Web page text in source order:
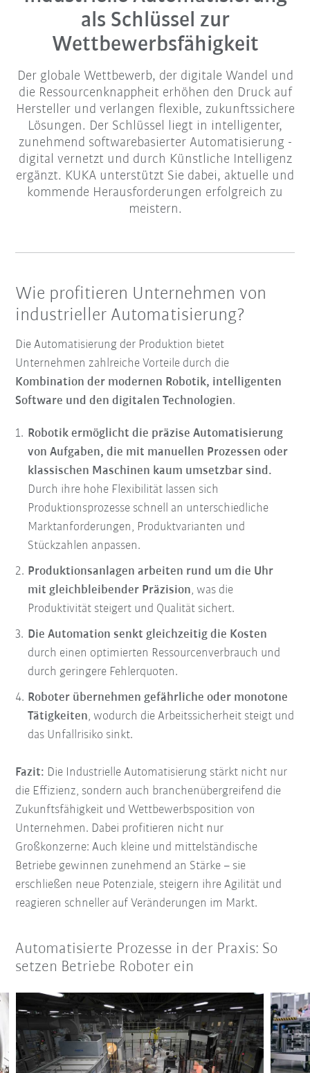
als Schlüssel zur
Wettbewerbsfähigkeit
Der globale Wettbewerb, der digitale Wandel und
die Ressourcenknappheit erhöhen den Druck auf
Hersteller und verlangen flexible, zukunftssichere
Lösungen. Der Schlüssel liegt in intelligenter,
zunehmend softwarebasierter Automatisierung -
digital vernetzt und durch Künstliche Intelligenz
ergänzt. KUKA unterstützt Sie dabei, aktuelle und
kommende Herausforderungen erfolgreich zu
meistern.
Wie profitieren Unternehmen von
industrieller Automatisierung?
Die Automatisierung der Produktion bietet
Unternehmen zahlreiche Vorteile durch die
Kombination der modernen Robotik, intelligenten
Software und den digitalen Technologien.
Robotik ermöglicht die präzise Automatisierung
von Aufgaben, die mit manuellen Prozessen oder
klassischen Maschinen kaum umsetzbar sind.
Durch ihre hohe Flexibilität lassen sich
Produktionsprozesse schnell an unterschiedliche
Marktanforderungen, Produktvarianten und
Stückzahlen anpassen.
Produktionsanlagen arbeiten rund um die Uhr
mit gleichbleibender Präzision, was die
Produktivität steigert und Qualität sichert.
Die Automation senkt gleichzeitig die Kosten
durch einen optimierten Ressourcenverbrauch und
durch geringere Fehlerquoten.
Roboter übernehmen gefährliche oder monotone
Tätigkeiten, wodurch die Arbeitssicherheit steigt und
das Unfallrisiko sinkt.
Fazit: Die Industrielle Automatisierung stärkt nicht nur
die Effizienz, sondern auch branchenübergreifend die
Zukunftsfähigkeit und Wettbewerbsposition von
Unternehmen. Dabei profitieren nicht nur
Großkonzerne: Auch kleine und mittelständische
Betriebe gewinnen zunehmend an Stärke – sie
erschließen neue Potenziale, steigern ihre Agilität und
reagieren schneller auf Veränderungen im Markt.
Automatisierte Prozesse in der Praxis: So
setzen Betriebe Roboter ein